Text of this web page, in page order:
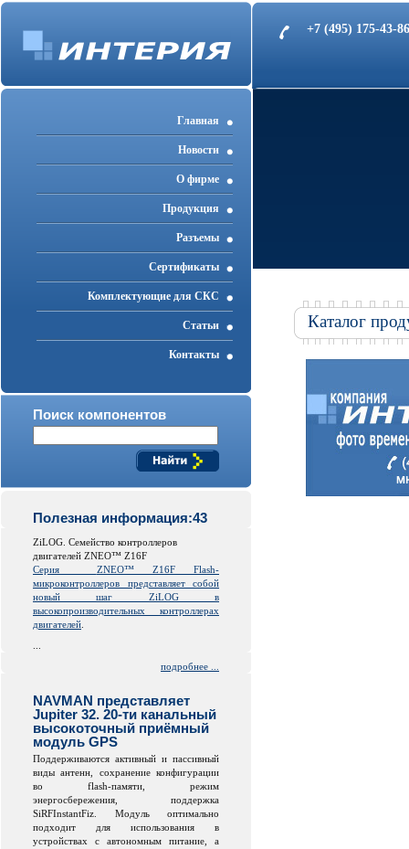
+7 (495) 175-43-
Главная
Новости
О фирме
Продукция
Разъемы
Cертификаты
Комплектующие для СКС
Статьи
Контакты
Поиск компонентов
Полезная информация:43
ZiLOG. Семейство контроллеров
двигателей ZNEO™ Z16F
Серия
ZNEO™ Z16F Flash-
микроконтроллеров представляет собой
новый шаг ZiLOG в
высокопроизводительных контроллерах
двигателей
подробнее ...
NAVMAN представляет
Jupiter 32. 20-ти канальный
высокоточный приёмный
модуль GPS
Поддерживаются активный и пассивный
виды антенн, сохранение конфигурации
во flash-памяти, режим
энергосбережения, поддержка
SiRFInstantFiz. Модуль оптимально
подходит для использования в
устройствах с автономным питание, а
Каталог